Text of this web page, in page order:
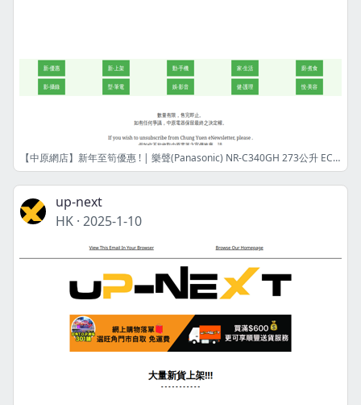
【中原網店】新年至筍優惠 ! | 樂聲(Panasonic) NR-C340GH 273公升 ECONAVI智慧節能三門雪櫃 | 港幣6259元 | 限量8件! | 網店限定
up-next
HK · 2025-1-10